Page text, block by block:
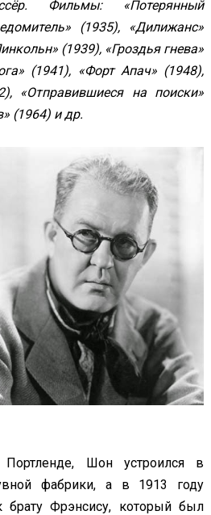
Фильмы: «Потерянный
(1935), «Дилижанс»
(1939), «Гроздья гнева»
(1941), «Форт Апач» (1948),
«Отправившиеся на поиски»
(1964) и др.
Шон устроился в
фабрики, а в 1913 году
брату Фрэнсису, который был